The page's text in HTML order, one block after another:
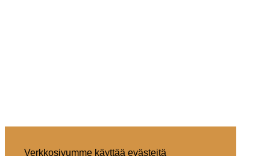
Verkkosivumme käyttää evästeitä